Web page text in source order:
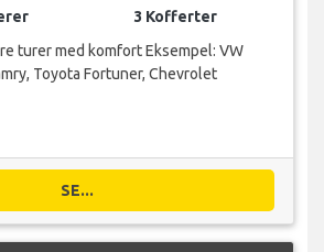
3 Kofferter
turer med komfort Eksempel: VW
Toyota Fortuner, Chevrolet
SE...